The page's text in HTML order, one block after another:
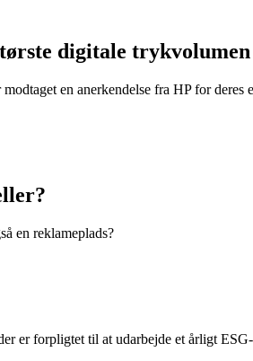
digitale trykvolumen
en anerkendelse fra HP for
en reklameplads?
er forpligtet til at udarbejde et årligt